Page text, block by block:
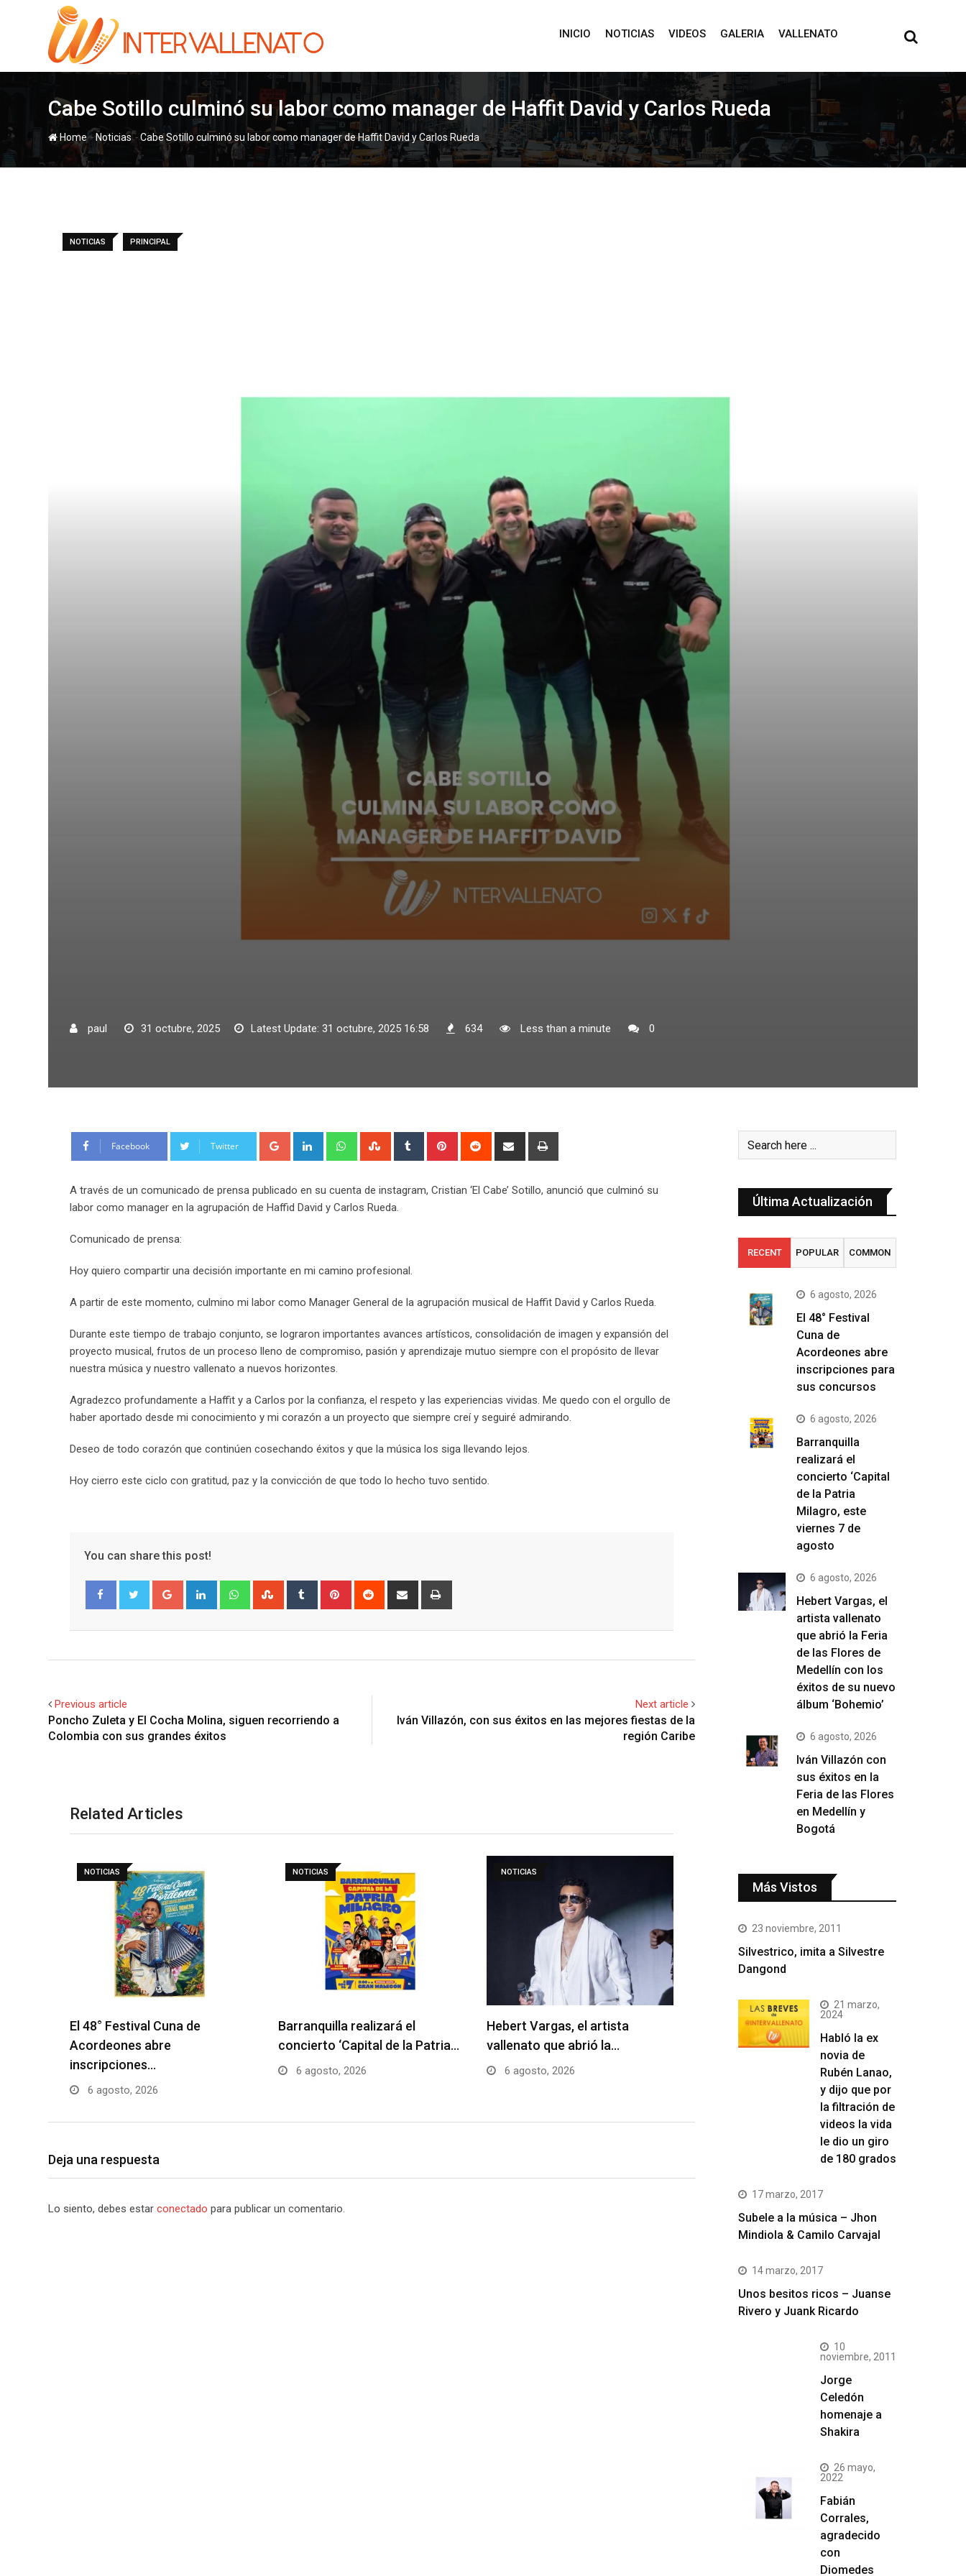
INICIO NOTICIAS VIDEOS GALERIA VALLENATO
Cabe Sotillo culminó su labor como manager de Haffit David y Carlos Rueda
Home-Noticias-Cabe Sotillo culminó su labor como manager de Haffit David y Carlos Rueda
NOTICIAS PRINCIPAL
paul 31 octubre, 2025 Latest Update: 31 octubre, 2025 16:58 634 Less than a minute 0
Facebook Twitter Google+ LinkedIn WhatsappStumbleUpon
Tumblr Pinterest Reddit
Share
A través de un comunicado de prensa publicado en su cuenta de instagram, Cristian ‘El Cabe’ Sotillo, anunció que culminó su
labor como manager en la agrupación de Haffid David y Carlos Rueda.
Comunicado de prensa:
Hoy quiero compartir una decisión importante en mi camino profesional.
A partir de este momento, culmino mi labor como Manager General de la agrupación musical de Haffit David y Carlos Rueda.
Durante este tiempo de trabajo conjunto, se lograron importantes avances artísticos, consolidación de imagen y expansión del
proyecto musical, frutos de un proceso lleno de compromiso, pasión y aprendizaje mutuo siempre con el propósito de llevar
nuestra música y nuestro vallenato a nuevos horizontes.
Agradezco profundamente a Haffit y a Carlos por la confianza, el respeto y las experiencias vividas. Me quedo con el orgullo de
haber aportado desde mi conocimiento y mi corazón a un proyecto que siempre creí y seguiré admirando.
Deseo de todo corazón que continúen cosechando éxitos y que la música los siga llevando lejos.
Hoy cierro este ciclo con gratitud, paz y la convicción de que todo lo hecho tuvo sentido.
You can share this post!
Google+ LinkedIn WhatsappStumbleUpon
Tumblr Pinterest Reddit
Share
Previous article
Poncho Zuleta y El Cocha Molina, siguen recorriendo a
Colombia con sus grandes éxitos
Next article
Iván Villazón, con sus éxitos en las mejores fiestas de la
región Caribe
Related Articles
NOTICIAS
El 48° Festival Cuna de
Acordeones abre
inscripciones…
6 agosto, 2026
NOTICIAS
Barranquilla realizará el
concierto ‘Capital de la Patria…
6 agosto, 2026
NOTICIAS
Hebert Vargas, el artista
vallenato que abrió la…
6 agosto, 2026
Deja una respuesta
Lo siento, debes estar conectado para publicar un comentario.
Última Actualización
RECENT POPULAR COMMON
6 agosto, 2026
El 48° Festival
Cuna de
Acordeones abre
inscripciones para
sus concursos
6 agosto, 2026
Barranquilla
realizará el
concierto ‘Capital
de la Patria
Milagro, este
viernes 7 de
agosto
6 agosto, 2026
Hebert Vargas, el
artista vallenato
que abrió la Feria
de las Flores de
Medellín con los
éxitos de su nuevo
álbum ‘Bohemio’
6 agosto, 2026
Iván Villazón con
sus éxitos en la
Feria de las Flores
en Medellín y
Bogotá
Más Vistos
23 noviembre, 2011
Silvestrico, imita a Silvestre
Dangond
21 marzo,
2024
Habló la ex
novia de
Rubén Lanao,
y dijo que por
la filtración de
videos la vida
le dio un giro
de 180 grados
17 marzo, 2017
Subele a la música – Jhon
Mindiola & Camilo Carvajal
14 marzo, 2017
Unos besitos ricos – Juanse
Rivero y Juank Ricardo
10
noviembre, 2011
Jorge
Celedón
homenaje a
Shakira
26 mayo,
2022
Fabián
Corrales,
agradecido
con
Diomedes